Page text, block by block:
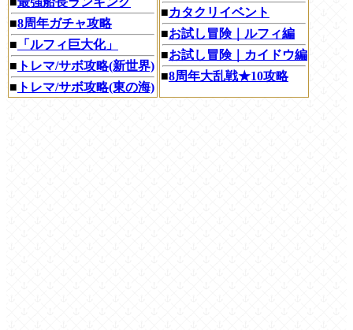
■8周年ガチャ攻略
■ 「ルフィ巨大化」
■ トレマ/サボ攻略(新世界)
■ トレマ/サボ攻略(東の海)
■カタクリイベント
■お試し冒険｜ルフィ編
■お試し冒険｜カイドウ編
■8周年大乱戦★10攻略